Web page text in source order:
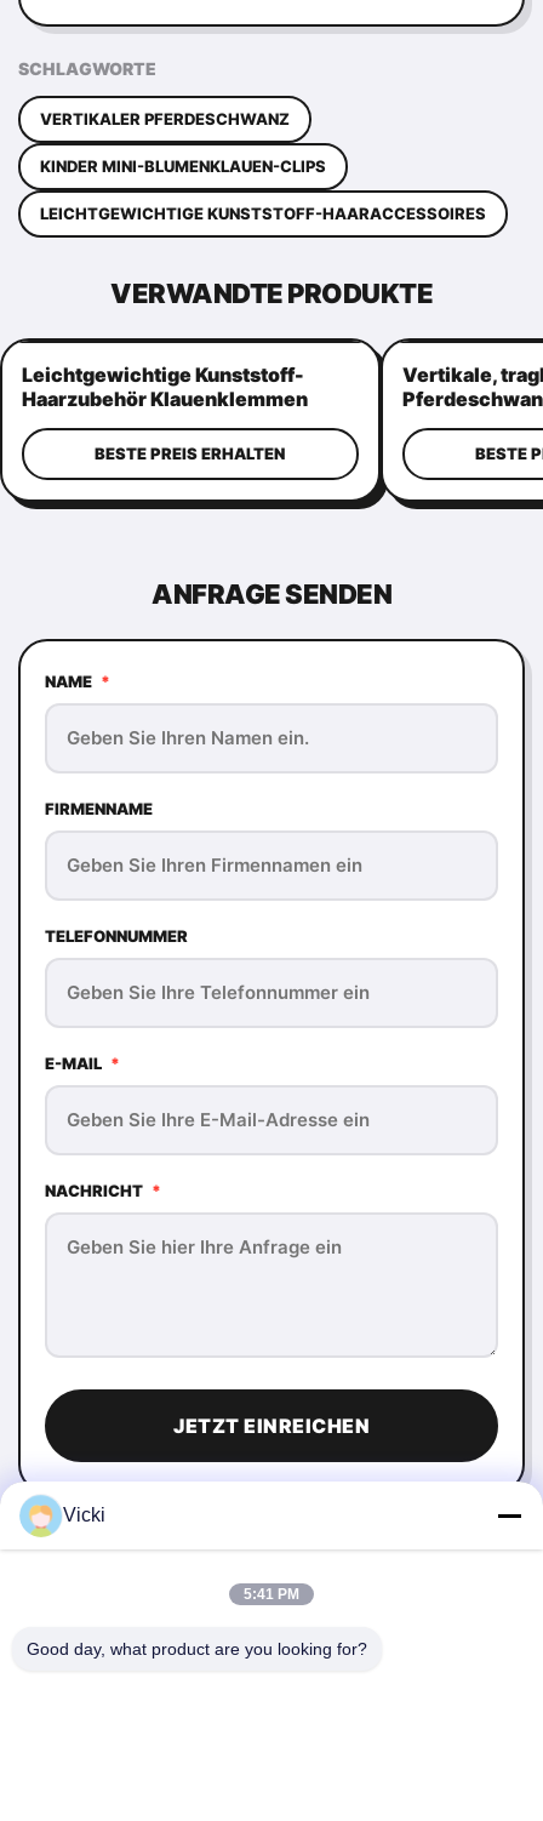
SCHLAGWORTE
VERTIKALER PFERDESCHWANZ
KINDER MINI-BLUMENKLAUEN-CLIPS
LEICHTGEWICHTIGE KUNSTSTOFF-HAARACCESSOIRES
VERWANDTE PRODUKTE
Leichtgewichtige Kunststoff-
Haarzubehör Klauenklemmen
Praktische Kronenform
BESTE PREIS ERHALTEN
Vertikale,
Mehrzweck-
BESTE
ANFRAGE SENDEN
NAME *
FIRMENNAME
TELEFONNUMMER
E-MAIL *
NACHRICHT *
JETZT EINREICHEN
Vicki
5:41 PM
Good day, what product are you looking for?